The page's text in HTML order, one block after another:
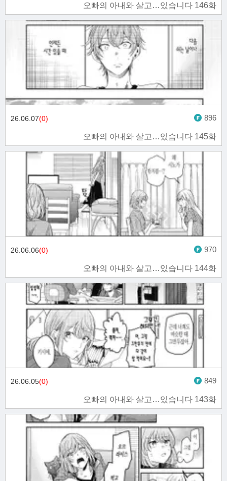
오빠의 아내와 살고…있습니다 146화
오빠의 아내와 살고…있습니다 145화
26.06.07(0) 896
오빠의 아내와 살고…있습니다 144화
26.06.06(0) 970
오빠의 아내와 살고…있습니다 143화
26.06.05(0) 849